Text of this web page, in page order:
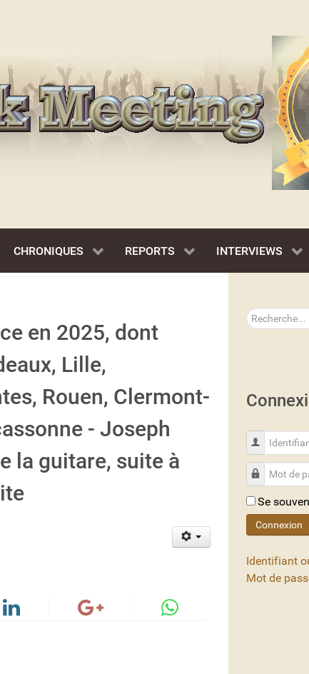
CHRONIQUES REPORTS INTERVIEWS
en 2025, dont
Lille,
Rouen, Clermont-
- Joseph
la guitare, suite à
Rechercher
Identifiant
Mot de
Se
Connexion
Identifiant
Mot de